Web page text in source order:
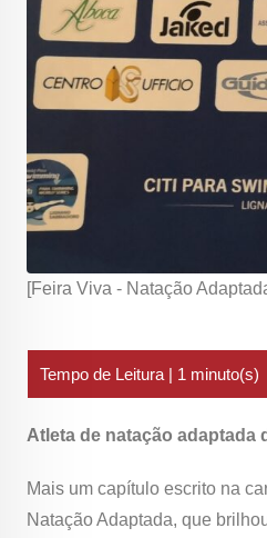
[Feira Viva - Natação
Atleta de natação adaptada
Mais um capítulo escrito na
Natação Adaptada, que